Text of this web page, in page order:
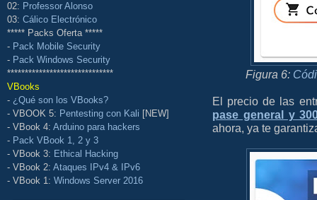
02: Professor Alonso
03: Cálico Electrónico
***** Packs Oferta *****
- Pack Mobile Security
- Pack Windows Security
******************************
VBooks
- ¿Qué son los VBooks?
- VBOOK 5: Pentesting con Kali [NEW]
- VBook 4: Arduino para hackers
- Pack VBook 1, 2 y 3
- VBook 3: Ethical Hacking
- VBook 2: Ataques IPv4 & IPv6
- VBook 1: Windows Server 2016
Figura 6:
El precio de las
pase general y
ahora, ya te